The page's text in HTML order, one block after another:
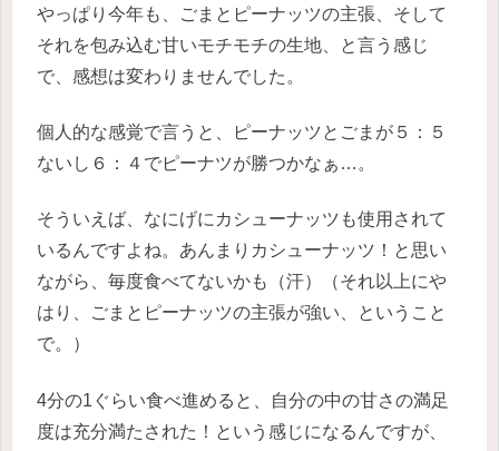
やっぱり今年も、ごまとピーナッツの主張、そして
それを包み込む甘いモチモチの生地、と言う感じ
で、感想は変わりませんでした。
個人的な感覚で言うと、ピーナッツとごまが５：５
ないし６：４でピーナツが勝つかなぁ…。
そういえば、なにげにカシューナッツも使用されて
いるんですよね。あんまりカシューナッツ！と思い
ながら、毎度食べてないかも（汗）（それ以上にや
はり、ごまとピーナッツの主張が強い、ということ
で。）
4分の1ぐらい食べ進めると、自分の中の甘さの満足
度は充分満たされた！という感じになるんですが、